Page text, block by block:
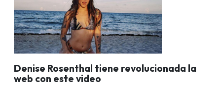
Denise Rosenthal tiene revolucionada la
web con este video